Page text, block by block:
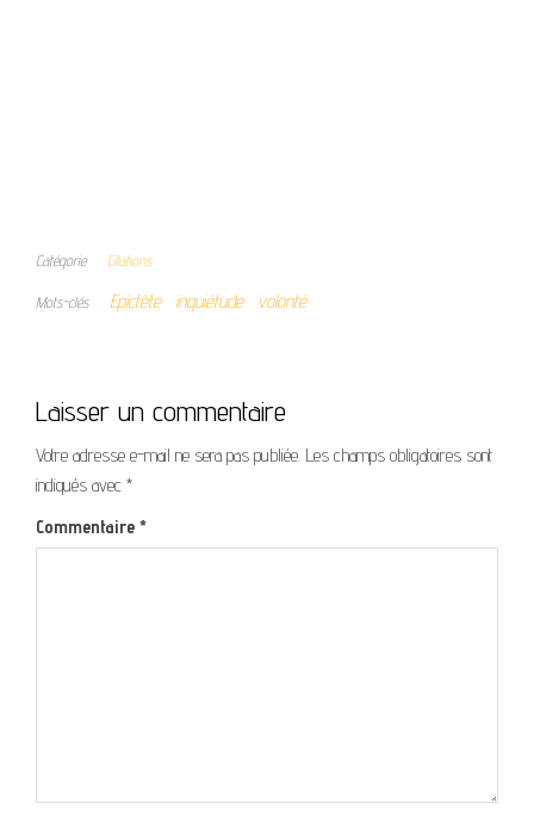
Catégorie Citations
Mots-clés Epictète inquiétude volonté
Laisser un commentaire
Votre adresse e-mail ne sera pas publiée. Les champs obligatoires sont
indiqués avec *
Commentaire *